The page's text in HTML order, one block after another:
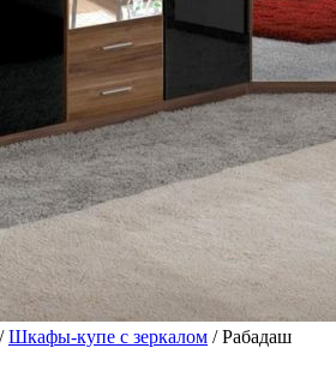
/Шкафы-купе с зеркалом / Рабадаш